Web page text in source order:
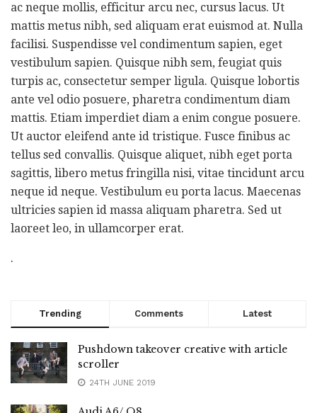
ac neque mollis, efficitur arcu nec, cursus lacus. Ut
mattis metus nibh, sed aliquam erat euismod at. Nulla
facilisi. Suspendisse vel condimentum sapien, eget
vestibulum sapien. Quisque nibh sem, feugiat quis
turpis ac, consectetur semper ligula. Quisque lobortis
ante vel odio posuere, pharetra condimentum diam
mattis. Etiam imperdiet diam a enim congue posuere.
Ut auctor eleifend ante id tristique. Fusce finibus ac
tellus sed convallis. Quisque aliquet, nibh eget porta
sagittis, libero metus fringilla nisi, vitae tincidunt arcu
neque id neque. Vestibulum eu porta lacus. Maecenas
ultricies sapien id massa aliquam pharetra. Sed ut
laoreet leo, in ullamcorper erat.
.
Trending Comments Latest
Pushdown takeover creative with article
scroller
24TH JUNE 2019